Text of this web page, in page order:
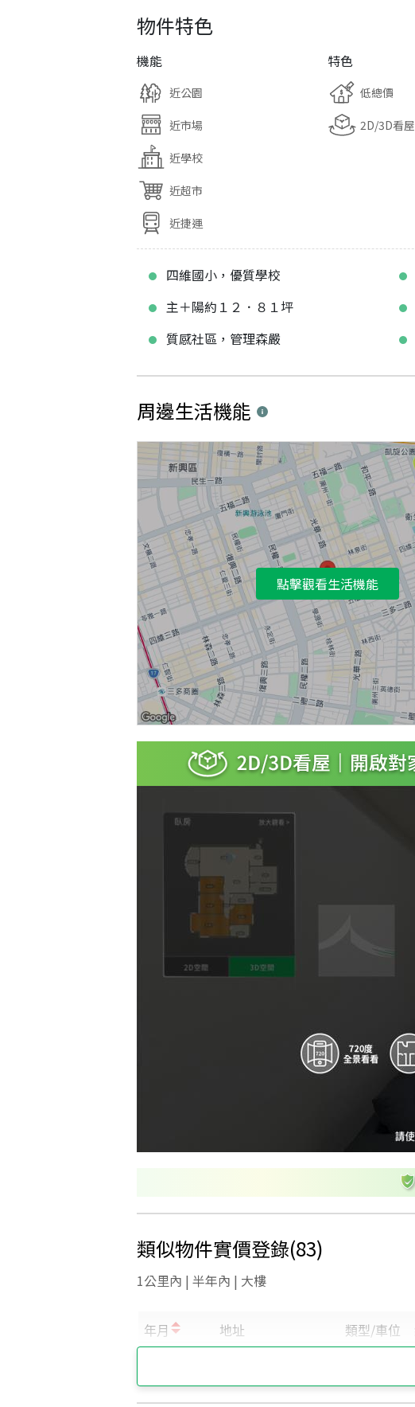
物件特色
機能
近公園
近市場
近學校
近超市
近捷運
特色
低總價
2D/3D看屋
四維國小，優質學校
主＋陽約１２．８１坪
質感社區，管理森嚴
周邊生活機能
點擊觀看生活機能
類似物件實價登錄(83)
1公里內 | 半年內 | 大樓